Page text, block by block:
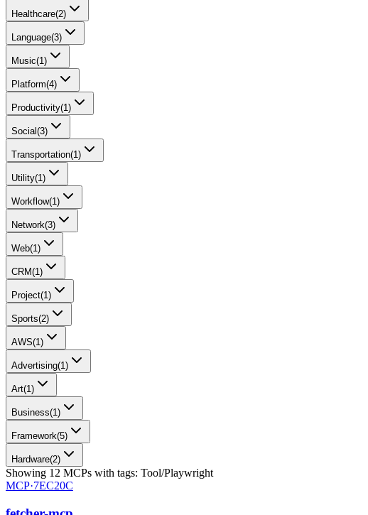
Healthcare(2)
Language(3)
Music(1)
Platform(4)
Productivity(1)
Social(3)
Transportation(1)
Utility(1)
Workflow(1)
Network(3)
Web(1)
CRM(1)
Project(1)
Sports(2)
AWS(1)
Advertising(1)
Art(1)
Business(1)
Framework(5)
Hardware(2)
Showing 12 MCPs with tags: Tool/Playwright
MCP·7EC20C